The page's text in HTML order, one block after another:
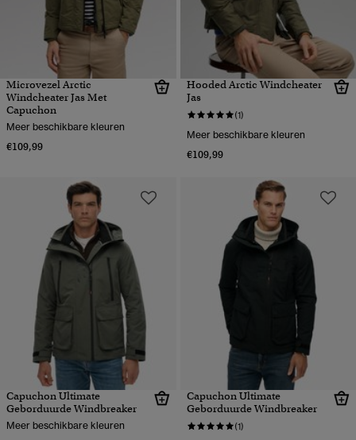
Microvezel Arctic
Windcheater Jas Met
Capuchon
Meer beschikbare kleuren
€109,99
Hooded Arctic Windcheater
Jas
(1)
Meer beschikbare kleuren
€109,99
Capuchon Ultimate
Geborduurde Windbreaker
Meer beschikbare kleuren
Capuchon Ultimate
Geborduurde Windbreaker
(1)